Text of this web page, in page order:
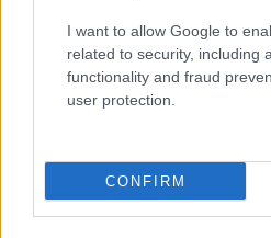
I want to allow Google to
related to security, including
functionality and fraud
user protection.
CONFIRM
Udovicicdramaturg.
Egyelőre azonban még az
kívül állók okokból. Az előző
mindig nem kapta meg "a
jogi átvételhez szükséges